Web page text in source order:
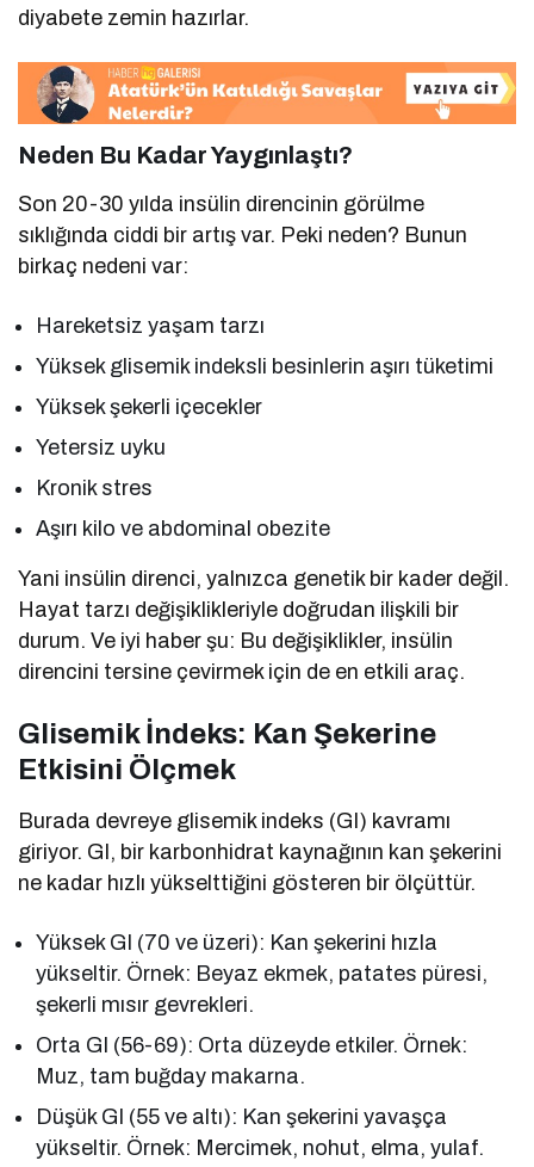
diyabete zemin hazırlar.
Neden Bu Kadar Yaygınlaştı?
Son 20-30 yılda insülin direncinin görülme
sıklığında ciddi bir artış var. Peki neden? Bunun
birkaç nedeni var:
Hareketsiz yaşam tarzı
Yüksek glisemik indeksli besinlerin aşırı tüketimi
Yüksek şekerli içecekler
Yetersiz uyku
Kronik stres
Aşırı kilo ve abdominal obezite
Yani insülin direnci, yalnızca genetik bir kader değil.
Hayat tarzı değişiklikleriyle doğrudan ilişkili bir
durum. Ve iyi haber şu: Bu değişiklikler, insülin
direncini tersine çevirmek için de en etkili araç.
Glisemik İndeks: Kan Şekerine
Etkisini Ölçmek
Burada devreye glisemik indeks (GI) kavramı
giriyor. GI, bir karbonhidrat kaynağının kan şekerini
ne kadar hızlı yükselttiğini gösteren bir ölçüttür.
Yüksek GI (70 ve üzeri): Kan şekerini hızla
yükseltir. Örnek: Beyaz ekmek, patates püresi,
şekerli mısır gevrekleri.
Orta GI (56-69): Orta düzeyde etkiler. Örnek:
Muz, tam buğday makarna.
Düşük GI (55 ve altı): Kan şekerini yavaşça
yükseltir. Örnek: Mercimek, nohut, elma, yulaf.